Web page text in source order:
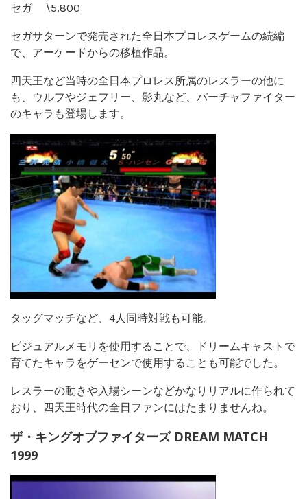
セガ \5,800
セガサターンで発売された全日本プロレスゲームの続編
で、アーケードからの移植作品。
四天王など当時の全日本プロレス所属のレスラーの他に
も、ウルフやジェフリー、影丸など、バーチャファイター
のキャラも登場します。
タッグマッチなど、4人同時対戦も可能。
ビジュアルメモリを使用することで、ドリームキャストで
育てたキャラをゲーセンで使用することも可能でした。
レスラーの動きや入場シーンなどかなりリアルに作られて
おり、四天王時代の全日ファンにはたまりませんね。
ザ・キングオブファイターズ DREAM MATCH
1999